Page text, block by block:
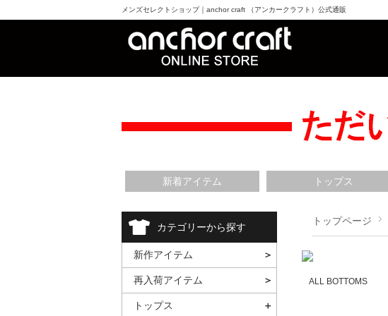
メンズセレクトショップ｜anchor craft （アンカークラフト）公式通販
新着アイテム トップス
トップページ
ALL BOTTOMS
カテゴリーから探す
新作アイテム
再入荷アイテム
トップス